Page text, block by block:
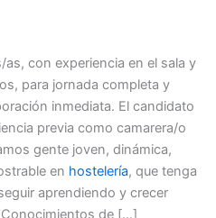
con experiencia en el sala y
para jornada completa y
inmediata. El candidato
previa como camarera/o
gente joven, dinámica,
en hostelería, que tenga
aprendiendo y crecer
de […]